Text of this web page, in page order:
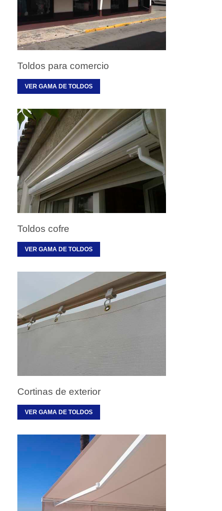
Toldos para comercio
VER GAMA DE TOLDOS
Toldos cofre
VER GAMA DE TOLDOS
Cortinas de exterior
VER GAMA DE TOLDOS